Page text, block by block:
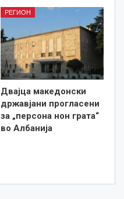
РЕГИОН
Двајца македонски
државјани прогласени
за „персона нон грата“
во Албанија